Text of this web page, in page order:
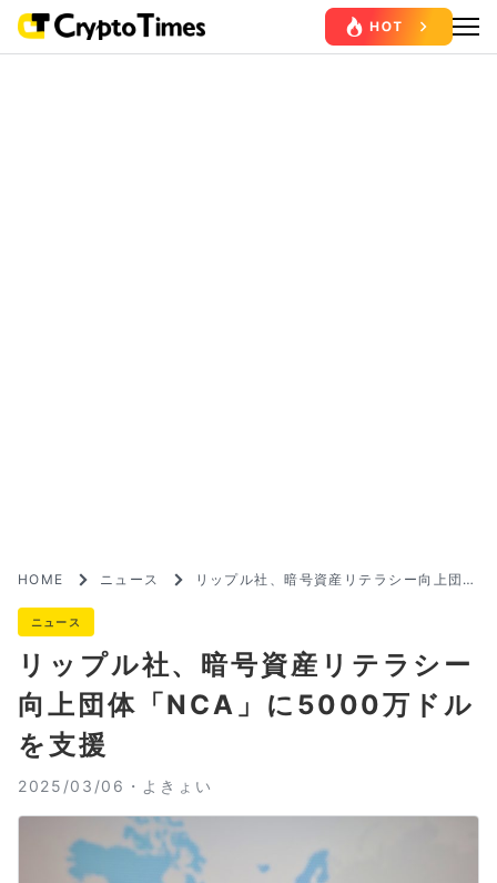
HOME ニュース
リップル社、暗号資産リテラシー向上団体
ニュース
リップル社、暗号資産リテラシー
向上団体「NCA」に5000万ドル
を支援
2025/03/06・ よきょい